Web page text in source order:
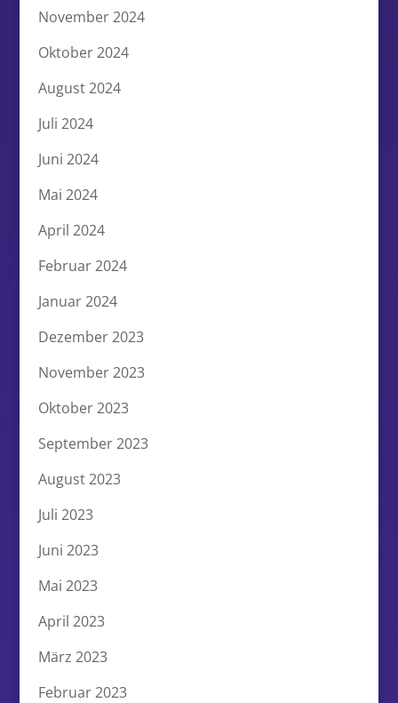
November 2024
Oktober 2024
August 2024
Juli 2024
Juni 2024
Mai 2024
April 2024
Februar 2024
Januar 2024
Dezember 2023
November 2023
Oktober 2023
September 2023
August 2023
Juli 2023
Juni 2023
Mai 2023
April 2023
März 2023
Februar 2023